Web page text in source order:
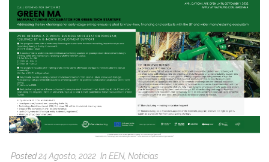
Posted24 Agosto, 2022 In EEN Noticias